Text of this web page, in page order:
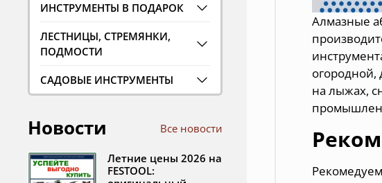
Алмазные
огородной,
на лыжах,
ИНСТРУМЕНТЫ В ПОДАРОК
ЛЕСТНИЦЫ, СТРЕМЯНКИ,
ПОДМОСТИ
САДОВЫЕ ИНСТРУМЕНТЫ
Новости Все новости
Летние цены 2026 на
FESTOOL: